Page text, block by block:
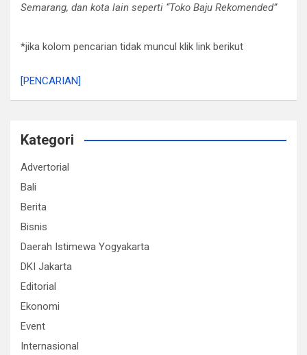
Semarang, dan kota lain seperti “Toko Baju Rekomended”
*jika kolom pencarian tidak muncul klik link berikut
[PENCARIAN]
Kategori
Advertorial
Bali
Berita
Bisnis
Daerah Istimewa Yogyakarta
DKI Jakarta
Editorial
Ekonomi
Event
Internasional